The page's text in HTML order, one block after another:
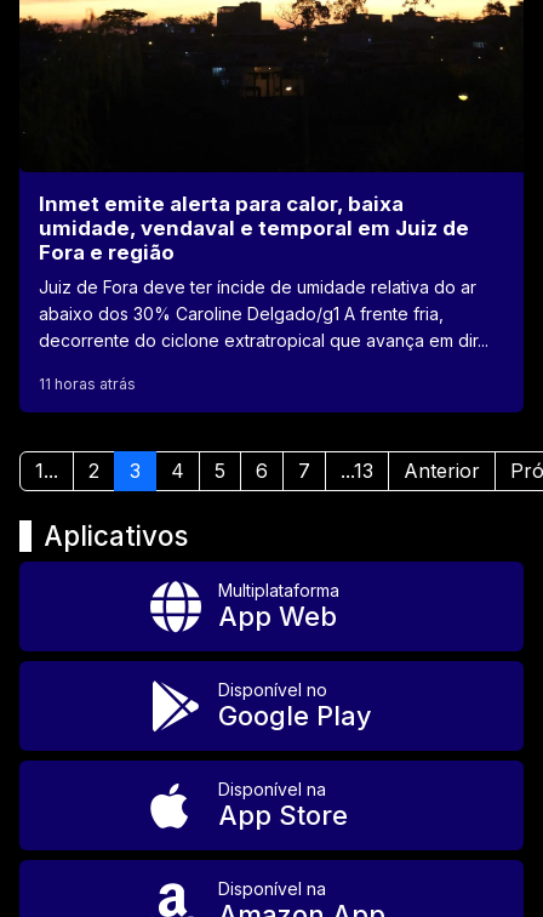
Inmet emite alerta para calor, baixa
umidade, vendaval e temporal em Juiz de
Fora e região
Juiz de Fora deve ter íncide de umidade relativa do ar
abaixo dos 30% Caroline Delgado/g1 A frente fria,
decorrente do ciclone extratropical que avança em dir...
11 horas atrás
1... 2 3 4 5 6 7 ...13 Anterior
Aplicativos
Multiplataforma
App Web
Disponível no
Google Play
Disponível na
App Store
Disponível na